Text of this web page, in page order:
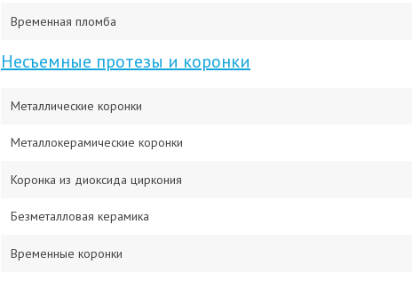
Временная пломба
Несъемные протезы и коронки
Металлические коронки
Металлокерамические коронки
Коронка из диоксида циркония
Безметалловая керамика
Временные коронки